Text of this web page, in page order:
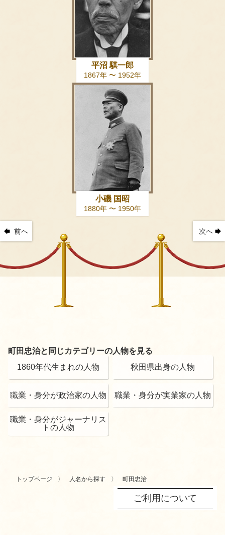
前へ
平沼 騏一郎
1867年 〜 1952年
小磯 国昭
1880年 〜 1950年
次へ
町田忠治と同じカテゴリーの人物を見る
1860年代生まれの人物
秋田県出身の人物
職業・身分が政治家の人物 職業・身分が実業家の人物
職業・身分がジャーナリス
トの人物
トップページ 人名から探す 町田忠治
ご利用について